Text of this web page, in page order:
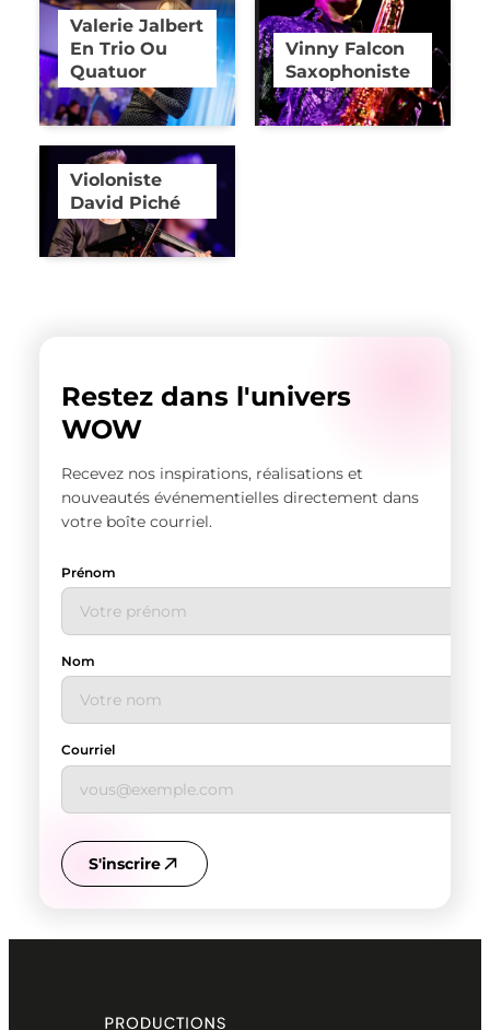
Valerie Jalbert
En Trio Ou
Quatuor
Vinny Falcon
Saxophoniste
Violoniste
David Piché
Restez dans l'univers
WOW
Recevez nos inspirations, réalisations et
nouveautés événementielles directement dans
votre boîte courriel.
Prénom
Nom
Courriel
S'inscrire